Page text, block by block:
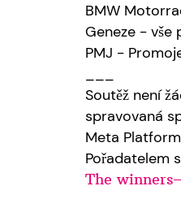
BMW
Geneze - vše
PMJ -
Soutěž není
spravovaná
Meta
Pořadatelem
The winners